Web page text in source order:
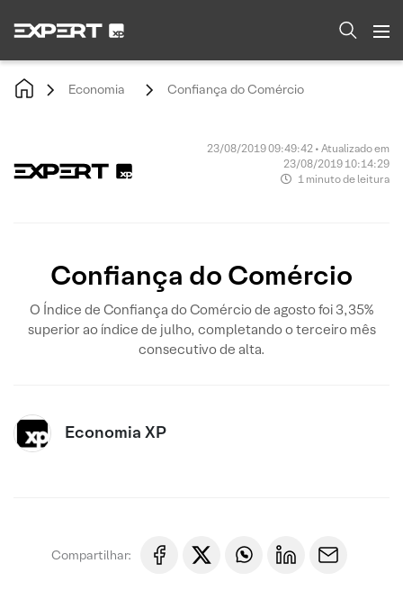
Economia Confiança do Comércio
23/08/2019 09:49:42 • Atualizado em
23/08/2019 10:14:29
1 minuto de leitura
Confiança do Comércio
O Índice de Confiança do Comércio de agosto foi 3,35%
superior ao índice de julho, completando o terceiro mês
consecutivo de alta.
Economia XP
Compartilhar: